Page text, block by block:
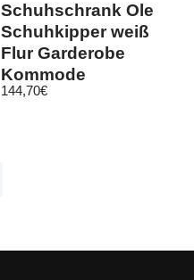
Schuhschrank Ole
Schuhkipper weiß
Flur Garderobe
Kommode
Landhausstil 55×126
144,70€